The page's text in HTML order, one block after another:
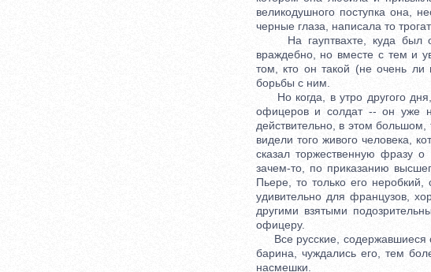
великодушного поступка она,
черные глаза, написала то
На гауптвахте, куда был
враждебно, но вместе с тем и
том, кто он такой (не очень ли
борьбы с ним.
Но когда, в утро другого
офицеров и солдат -- он уже
действительно, в этом
видели того живого человека,
сказал торжественную фразу
зачем-то, по приказанию
Пьере, то только его
удивительно для французов,
другими взятыми
офицеру.
Все русские, содержавшиеся
барина, чуждались его, тем
насмешки.